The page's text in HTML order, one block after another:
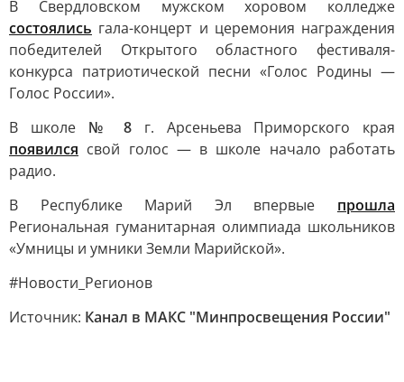
В Свердловском мужском хоровом колледже
состоялись гала-концерт и церемония награждения
победителей Открытого областного фестиваля-
конкурса патриотической песни «Голос Родины —
Голос России».
В школе № 8 г. Арсеньева Приморского края
появился свой голос — в школе начало работать
радио.
В Республике Марий Эл впервые прошла
Региональная гуманитарная олимпиада школьников
«Умницы и умники Земли Марийской».
#Новости_Регионов
Источник: Канал в МАКС "Минпросвещения России"